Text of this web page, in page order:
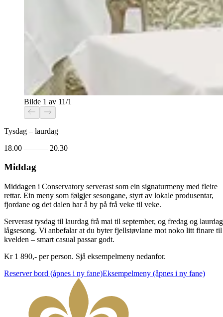
Bilde 1 av 11/1
Tysdag – laurdag
18.00 ——— 20.30
Middag
Middagen i Conservatory serverast som ein signaturmeny med fleire
rettar. Ein meny som følgjer sesongane, styrt av lokale produsentar,
fjordane og det dalen har å by på frå veke til veke.
Serverast tysdag til laurdag frå mai til september, og fredag og
lågsesong. Vi anbefalar at du byter fjellstøvlane mot noko litt finare til
kvelden – smart casual passar godt.
Kr 1 890,- per person. Sjå eksempelmeny nedanfor.
Reserver bord (åpnes i ny fane)Eksempelmeny (åpnes i ny fane)